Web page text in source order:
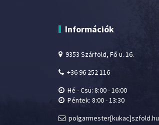
Információk
9353 Szárföld, Fő u. 16.
+36 96 252 116
Hé - Csü: 8:00 - 16:00
Péntek: 8:00 - 13:30
polgarmester[kukac]szfold.hu